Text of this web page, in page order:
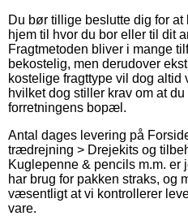
Du bør tillige beslutte dig for
hjem til hvor du bor eller til dit
Fragtmetoden bliver i mange
bekostelig, men derudover
kostelige fragttype vil dog
hvilket dog stiller krav om at
forretningens bopæl.
Antal dages levering på
trædrejning > Drejekits og
Kuglepenne & pencils m.m. er
har brug for pakken straks, og
væsentligt at vi kontrollerer
vare.